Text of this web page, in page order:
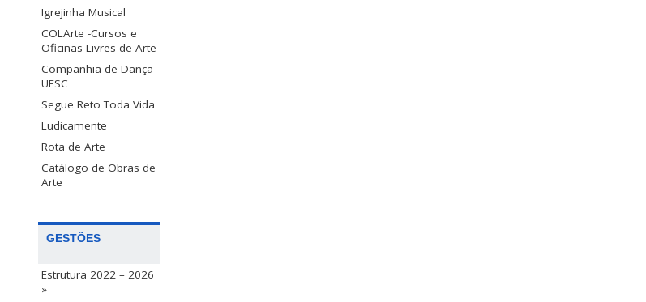
Igrejinha Musical
COLArte -Cursos e
Oficinas Livres de Arte
Companhia de Dança
UFSC
Segue Reto Toda Vida
Ludicamente
Rota de Arte
Catálogo de Obras de
Arte
GESTÕES
Estrutura 2022 – 2026
»